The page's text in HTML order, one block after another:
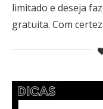
limitado e deseja
gratuita. Com